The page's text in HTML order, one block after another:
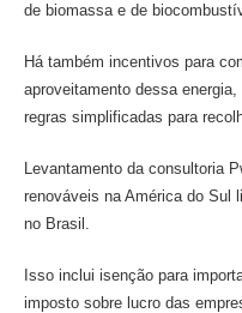
de biomassa e de
Há também incentivos para
aproveitamento dessa
regras simplificadas para
Levantamento da consultoria
renováveis na América do Sul
no Brasil.
Isso inclui isenção para
imposto sobre lucro das